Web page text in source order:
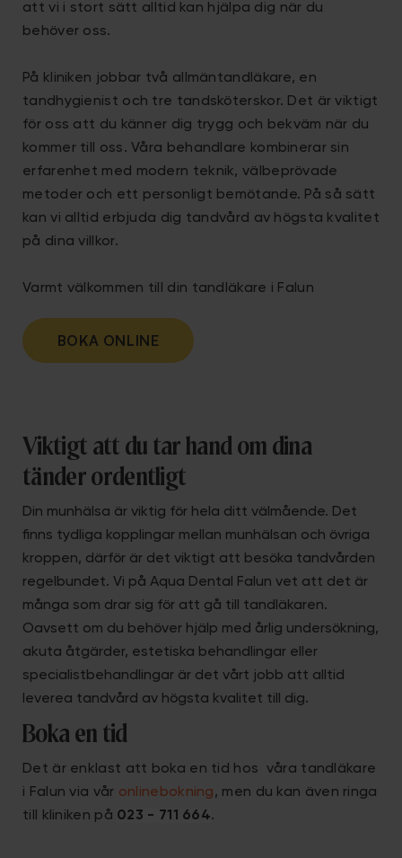
att vi i stort sätt alltid kan hjälpa dig när du
behöver oss.
På kliniken jobbar två allmäntandläkare, en
tandhygienist och tre tandsköterskor. Det är viktigt
för oss att du känner dig trygg och bekväm när du
kommer till oss. Våra behandlare kombinerar sin
erfarenhet med modern teknik, välbeprövade
metoder och ett personligt bemötande. På så sätt
kan vi alltid erbjuda dig tandvård av högsta kvalitet
på dina villkor.
Varmt välkommen till din tandläkare i Falun
BOKA ONLINE
Viktigt att du tar hand om dina
tänder ordentligt
Din munhälsa är viktig för hela ditt välmående. Det
finns tydliga kopplingar mellan munhälsan och övriga
kroppen, därför är det viktigt att besöka tandvården
regelbundet. Vi på Aqua Dental Falun vet att det är
många som drar sig för att gå till tandläkaren.
Oavsett om du behöver hjälp med årlig undersökning,
akuta åtgärder, estetiska behandlingar eller
specialistbehandlingar är det vårt jobb att alltid
leverea tandvård av högsta kvalitet till dig.
Boka en tid
Det är enklast att boka en tid hos våra tandläkare
i Falun via vår onlinebokning, men du kan även ringa
till kliniken på 023 - 711 664.